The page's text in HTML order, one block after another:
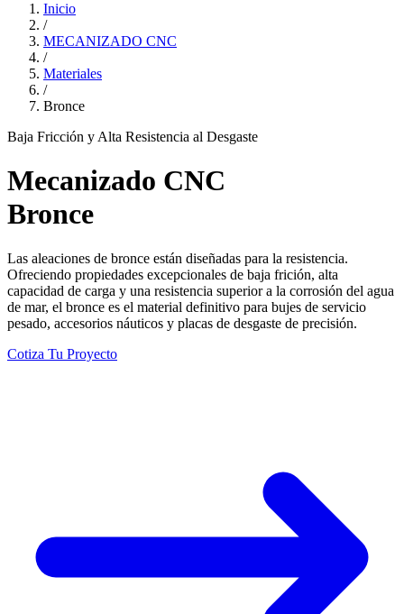
Inicio
/
MECANIZADO CNC
/
Materiales
/
Bronce
Baja Fricción y Alta Resistencia al Desgaste
Mecanizado CNC
Bronce
Las aleaciones de bronce están diseñadas para la resistencia.
Ofreciendo propiedades excepcionales de baja frición, alta
capacidad de carga y una resistencia superior a la corrosión del agua
de mar, el bronce es el material definitivo para bujes de servicio
pesado, accesorios náuticos y placas de desgaste de precisión.
Cotiza Tu Proyecto